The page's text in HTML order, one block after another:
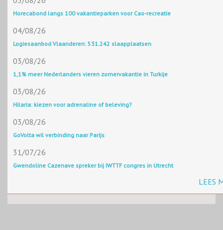
Horecabond langs 100 vakantieparken voor Cao-recreatie
04/08/26
Logiesaanbod Vlaanderen: 531.242 slaapplaatsen
03/08/26
1,1% meer Nederlanders vieren zomervakantie in Turkije
03/08/26
Hilaria: kiezen voor adrenaline of beleving?
03/08/26
GoVolta wil verbinding naar Parijs
31/07/26
Gwendoline Cazenave spreker bij IWTTF congres in Utrecht
LEES